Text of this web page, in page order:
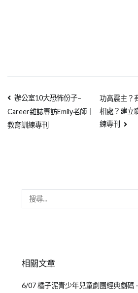
辦公室10大恐怖份子–
Career雜誌專訪Emily老師｜
教育訓練專刊
功高震主？
相處？建立
練專刊
相關文章
6/07 橘子泥青少年兒童劇團經典劇碼